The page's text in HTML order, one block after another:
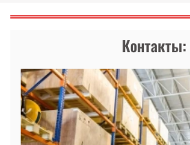
Контакты: